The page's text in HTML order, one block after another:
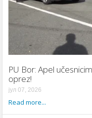
PU Bor: Apel
oprez!
јул 07, 2026
Read more...